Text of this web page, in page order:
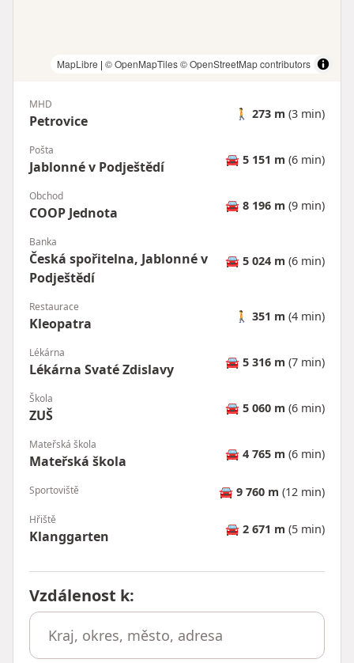
MapLibre | © OpenMapTiles© OpenStreetMap contributors
MHD
Petrovice 🚶 273 m (3 min)
Pošta
Jablonné v Podještědí 🚘 5 151 m (6 min)
Obchod
COOP Jednota 🚘 8 196 m (9 min)
Banka
Česká spořitelna, Jablonné v
Podještědí
🚘 5 024 m (6 min)
Restaurace
Kleopatra 🚶 351 m (4 min)
Lékárna
Lékárna Svaté Zdislavy 🚘 5 316 m (7 min)
Škola
ZUŠ 🚘 5 060 m (6 min)
Mateřská škola
Mateřská škola 🚘 4 765 m (6 min)
Sportoviště 🚘 9 760 m (12 min)
Hřiště
Klanggarten 🚘 2 671 m (5 min)
Vzdálenost k: